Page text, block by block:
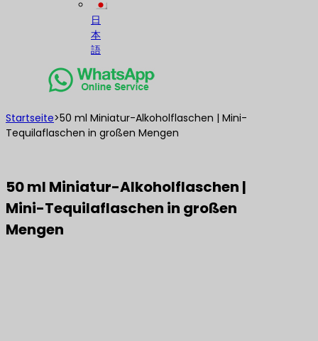
日
本
語
Startseite>50 ml Miniatur-Alkoholflaschen | Mini-
Tequilaflaschen in großen Mengen
50 ml Miniatur-Alkoholflaschen |
Mini-Tequilaflaschen in großen
Mengen